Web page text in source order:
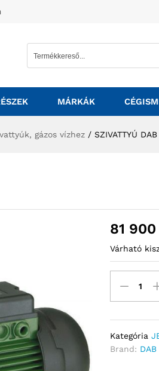
MÁRKÁK
gázos vízhez / SZIVATTYÚ
81 900
Várható
Kategória
Brand: DAB